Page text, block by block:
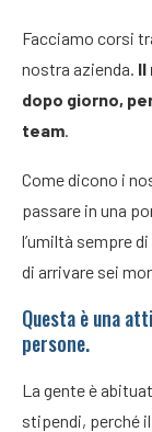
Facciamo corsi
nostra azienda. Il
dopo giorno,
team.
Come dicono i
passare in una
l’umiltà sempre
di arrivare sei
Questa è una
persone.
La gente è
stipendi, perché